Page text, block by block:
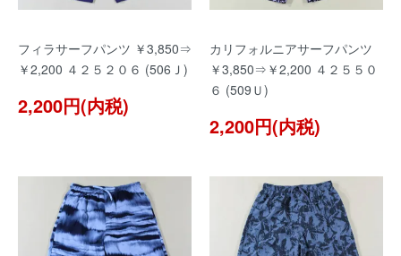
フィラサーフパンツ ￥3,850⇒
￥2,200 ４２５２０６ (506Ｊ)
2,200円(内税)
カリフォルニアサーフパンツ
￥3,850⇒￥2,200 ４２５５０
６ (509Ｕ)
2,200円(内税)